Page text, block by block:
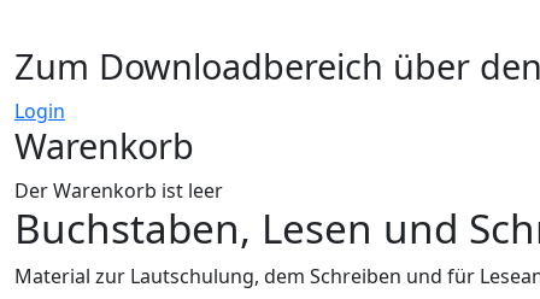
Zum Downloadbereich über den
Login
Warenkorb
Der Warenkorb ist leer
Buchstaben, Lesen und
Material zur Lautschulung, dem Schreiben und für